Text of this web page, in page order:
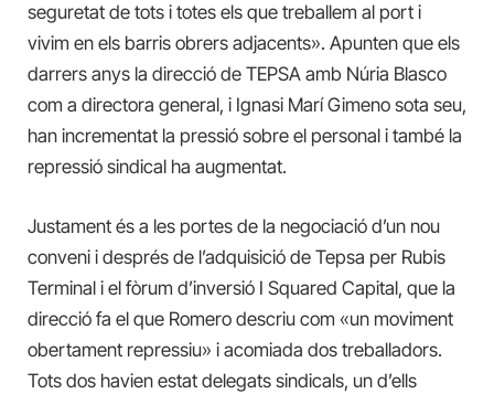
seguretat de tots i totes els que treballem al port i
vivim en els barris obrers adjacents». Apunten que els
darrers anys la direcció de TEPSA amb Núria Blasco
com a directora general, i Ignasi Marí Gimeno sota seu,
han incrementat la pressió sobre el personal i també la
repressió sindical ha augmentat.
Justament és a les portes de la negociació d’un nou
conveni i després de l’adquisició de Tepsa per Rubis
Terminal i el fòrum d’inversió I Squared Capital, que la
direcció fa el que Romero descriu com «un moviment
obertament repressiu» i acomiada dos treballadors.
Tots dos havien estat delegats sindicals, un d’ells